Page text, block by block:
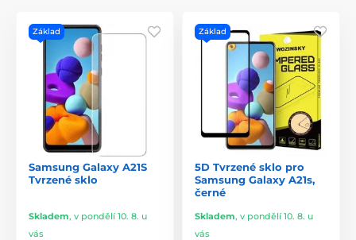
Základ
Samsung Galaxy A21S
Tvrzené sklo
Skladem, v pondělí 10. 8. u
vás
Základ
5D Tvrzené sklo pro
Samsung Galaxy A21s,
černé
Skladem, v pondělí 10. 8. u
vás